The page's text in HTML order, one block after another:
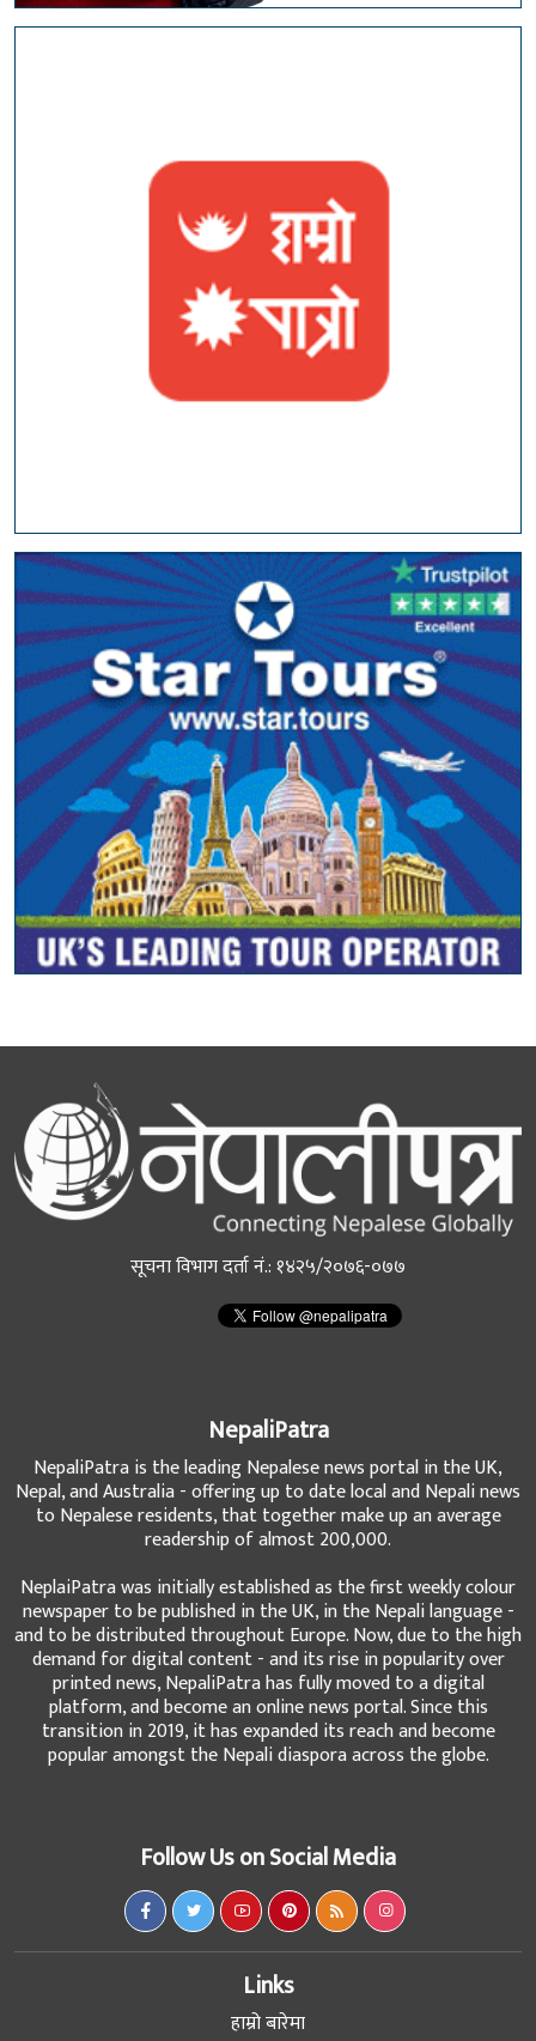
सूचना विभाग दर्ता नं.: १४२५/२०७६-०७७
NepaliPatra
NepaliPatra is the leading Nepalese news portal in the UK,
Nepal, and Australia - offering up to date local and Nepali news
to Nepalese residents, that together make up an average
readership of almost 200,000.
NeplaiPatra was initially established as the first weekly colour
newspaper to be published in the UK, in the Nepali language -
and to be distributed throughout Europe. Now, due to the high
demand for digital content - and its rise in popularity over
printed news, NepaliPatra has fully moved to a digital
platform, and become an online news portal. Since this
transition in 2019, it has expanded its reach and become
popular amongst the Nepali diaspora across the globe.
Follow Us on Social Media
Links
हाम्रो बारेमा